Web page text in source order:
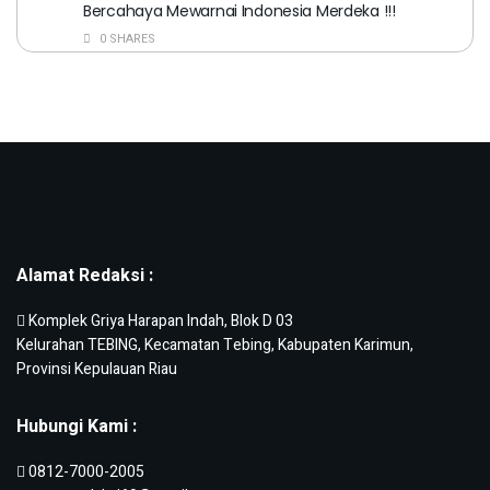
Bercahaya Mewarnai Indonesia Merdeka !!!
0 SHARES
Alamat Redaksi :
Komplek Griya Harapan Indah, Blok D 03
Kelurahan TEBING, Kecamatan Tebing, Kabupaten Karimun,
Provinsi Kepulauan Riau
Hubungi Kami :
0812-7000-2005